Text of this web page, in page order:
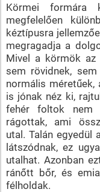
Körmei formára
megfelelően
kéztípusra
megragadja a
Mivel a körmök
sem rövidnek,
normális méretűek,
is jónak néz ki,
fehér foltok nem
rágottak, ami
utal. Talán egyedül
látszódnak, ez
utalhat. Azonban
ránőtt bőr, és
félholdak.